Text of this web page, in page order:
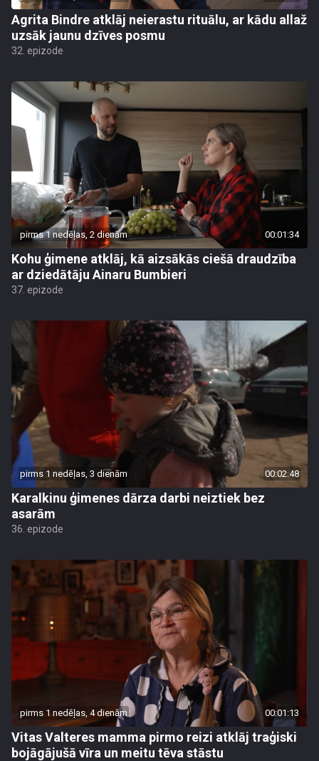
Agrita Bindre atklāj neierastu rituālu, ar kādu allaž
uzsāk jaunu dzīves posmu
32. epizode
pirms 1 nedēļas, 2 dienām 00:01:34
Kohu ģimene atklāj, kā aizsākās ciešā draudzība
ar dziedātāju Ainaru Bumbieri
37. epizode
pirms 1 nedēļas, 3 dienām 00:02:48
Karalkinu ģimenes dārza darbi neiztiek bez
asarām
36. epizode
pirms 1 nedēļas, 4 dienām 00:01:13
Vitas Valteres mamma pirmo reizi atklāj traģiski
bojāgājušā vīra un meitu tēva stāstu